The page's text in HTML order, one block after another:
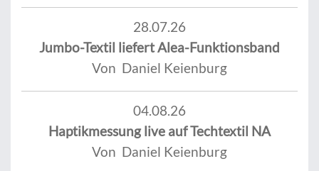
28.07.26
Jumbo-Textil liefert Alea-Funktionsband
Von Daniel Keienburg
04.08.26
Haptikmessung live auf Techtextil NA
Von Daniel Keienburg